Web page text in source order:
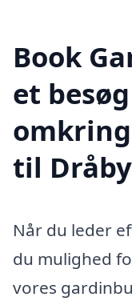
Book
et
til
Når du leder
du mulighed
vores